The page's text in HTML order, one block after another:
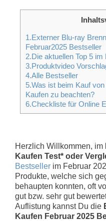
1.Externer Blu-ray
Februar2025 Bestseller
2.Die aktuellen Top 5 im
3.Produktvideo
4.Alle Bestseller
5.Was ist beim Kauf
Kaufen zu beachten?
6.Checkliste für Online
Herzlich Willkommen, im
Kaufen Test* oder
Bestseller im Februar
Produkte, welche sich
behaupten konnten, oft
gut bzw. sehr gut
Auflistung kannst Du die
Kaufen Februar 2025